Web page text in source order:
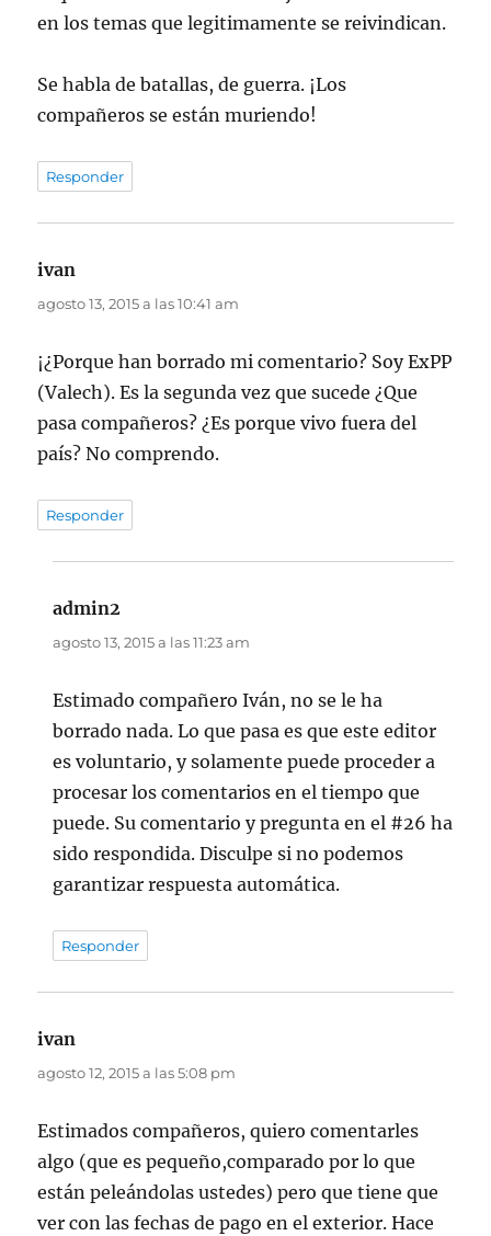
en los temas que legitimamente se reivindican.
Se habla de batallas, de guerra. ¡Los
compañeros se están muriendo!
Responder
ivan
agosto 13, 2015 a las 10:41 am
¡¿Porque han borrado mi comentario? Soy ExPP
(Valech). Es la segunda vez que sucede ¿Que
pasa compañeros? ¿Es porque vivo fuera del
país? No comprendo.
Responder
admin2
agosto 13, 2015 a las 11:23 am
Estimado compañero Iván, no se le ha
borrado nada. Lo que pasa es que este editor
es voluntario, y solamente puede proceder a
procesar los comentarios en el tiempo que
puede. Su comentario y pregunta en el #26 ha
sido respondida. Disculpe si no podemos
garantizar respuesta automática.
Responder
ivan
agosto 12, 2015 a las 5:08 pm
Estimados compañeros, quiero comentarles
algo (que es pequeño,comparado por lo que
están peleándolas ustedes) pero que tiene que
ver con las fechas de pago en el exterior. Hace